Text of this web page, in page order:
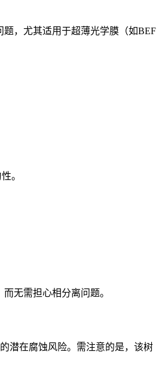
，尤其适用于超薄光学膜（如BEF
。
无需担心相分离问题。
潜在腐蚀风险。需注意的是，该树